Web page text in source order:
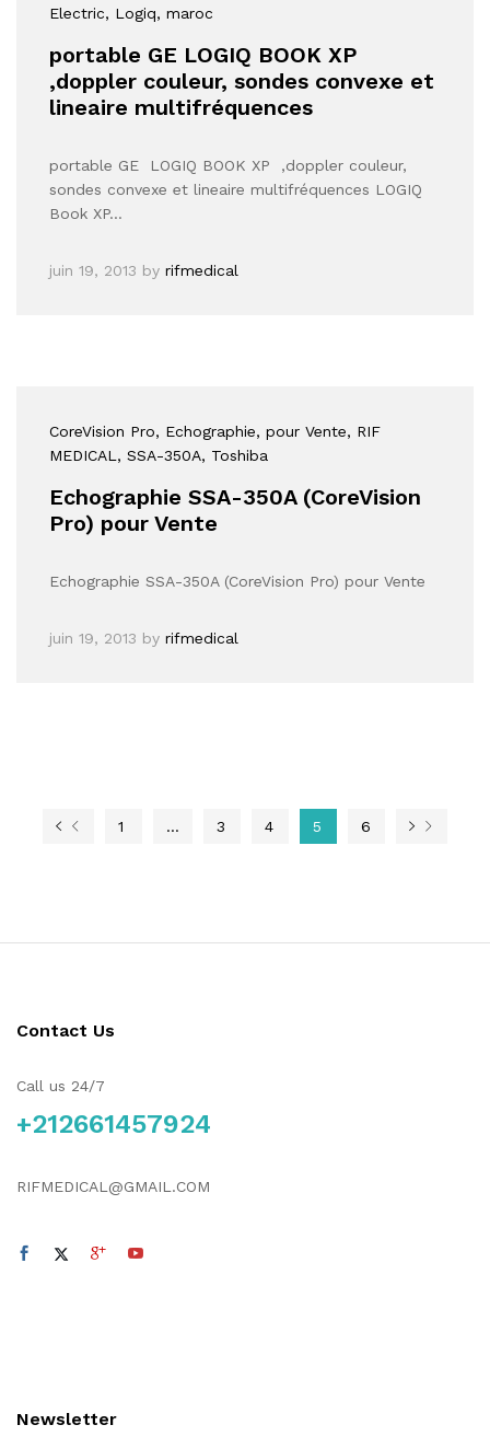
Electric, Logiq, maroc
portable GE LOGIQ BOOK XP
,doppler couleur, sondes convexe et
lineaire multifréquences
portable GE LOGIQ BOOK XP ,doppler couleur,
sondes convexe et lineaire multifréquences LOGIQ
Book XP…
juin 19, 2013 by rifmedical
CoreVision Pro, Echographie, pour Vente, RIF
MEDICAL, SSA-350A, Toshiba
Echographie SSA-350A (CoreVision
Pro) pour Vente
Echographie SSA-350A (CoreVision Pro) pour Vente
juin 19, 2013 by rifmedical
1 … 3 4 5 6
Contact Us
Call us 24/7
+212661457924
RIFMEDICAL@GMAIL.COM
Newsletter